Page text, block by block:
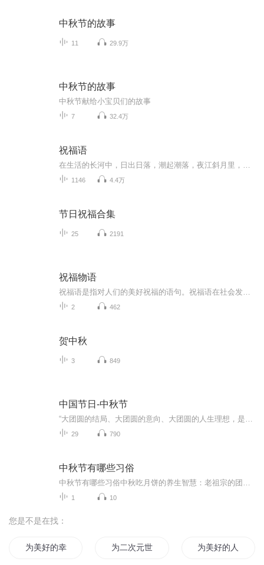
中秋节的故事
11 29.9万
中秋节的故事
中秋节献给小宝贝们的故事
7 32.4万
祝福语
1146 4.4万
节日祝福合集
25 2191
祝福物语
2 462
贺中秋
3 849
中国节日-中秋节
29 790
中秋节有哪些习俗
1 10
您是不是在找：
为美好的幸福生活献上祝福为二次元世界献上祝福 为美好的人生献